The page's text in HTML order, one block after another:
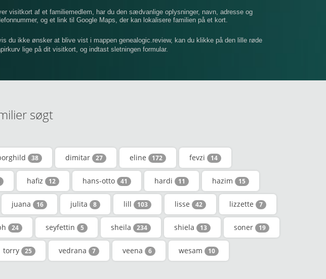
visitkort af et familiemedlem, har du den sædvanlige oplysninger, navn, adresse og
og et link til Google Maps, der kan lokalisere familien på et kort.
du ikke ønsker at blive vist i mappen genealogic.review, kan du klikke på den lille røde
lige på dit visitkort, og indtast sletningen formular.
søgt
38 dimitar 27 eline 172 fevzi 14
hafiz 12 hans-otto 41 hardi 11 hazim 15
juana 16 julita 8 lill 103 lisse 42 lizzette 7
24 seyfettin 5 sheila 234 shiela 13 soner 19
torry 25 vedrana 7 veena 6 wesam 10